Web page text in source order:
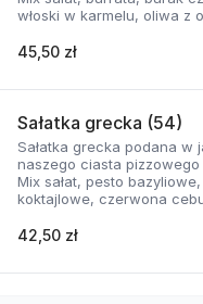
włoski w karmelu, oliwa z
45,50 zł
Sałatka grecka (54)
Sałatka grecka podana w
naszego ciasta pizzowego
Mix sałat, pesto
koktajlowe, czerwona
42,50 zł